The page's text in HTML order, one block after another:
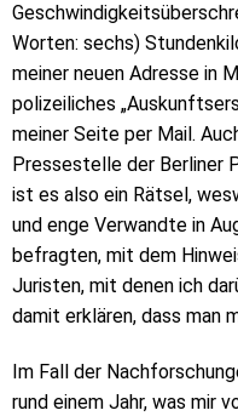
Worten: sechs)
meiner neuen Adresse in
polizeiliches
meiner Seite per Mail.
Pressestelle der Berliner
ist es also ein Rätsel,
und enge Verwandte in
befragten, mit dem
Juristen, mit denen ich
damit erklären, dass man
Im Fall der
rund einem Jahr, was mir